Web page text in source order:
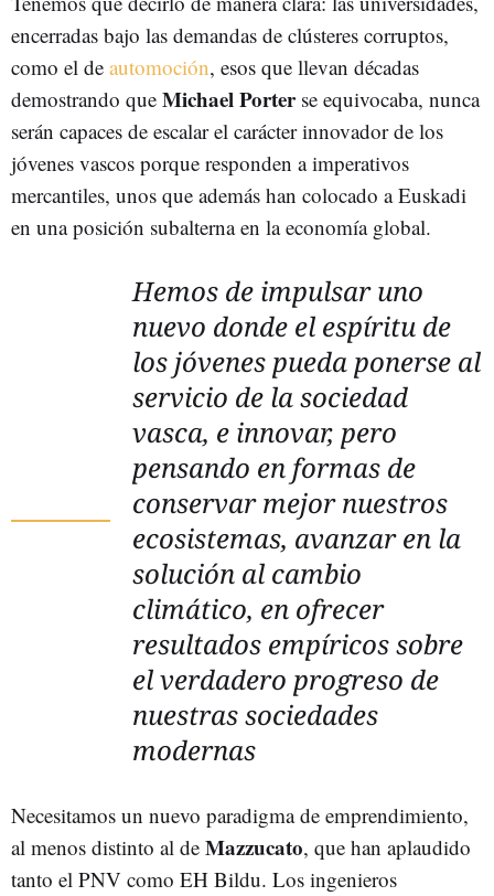
encerradas bajo las demandas de clústeres corruptos,
como el de automoción, esos que llevan décadas
demostrando que Michael Porterse equivocaba, nunca
serán capaces de escalar el carácter innovador de los
jóvenes vascos porque responden a imperativos
mercantiles, unos que además han colocado a Euskadi
en una posición subalterna en la economía global.
Hemos de impulsar uno
nuevo donde el espíritu de
los jóvenes pueda ponerse al
servicio de la sociedad
vasca, e innovar, pero
pensando en formas de
conservar mejor nuestros
ecosistemas, avanzar en la
solución al cambio
climático, en ofrecer
resultados empíricos sobre
el verdadero progreso de
nuestras sociedades
modernas
Necesitamos un nuevo paradigma de emprendimiento,
al menos distinto al de Mazzucato, que han aplaudido
tanto el PNV como EH Bildu. Los ingenieros